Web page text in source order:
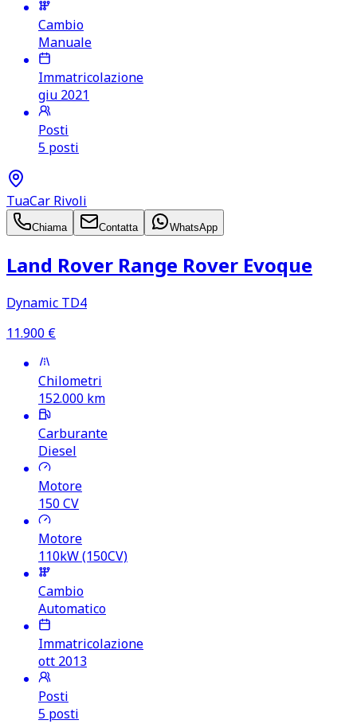
Cambio
Manuale
Immatricolazione
giu 2021
Posti
5 posti
TuaCar Rivoli
Chiama Contatta WhatsApp
Land Rover Range Rover Evoque
Dynamic TD4
11.900 €
Chilometri
152.000 km
Carburante
Diesel
Motore
150CV
Motore
110kW (150CV)
Cambio
Automatico
Immatricolazione
ott 2013
Posti
5 posti